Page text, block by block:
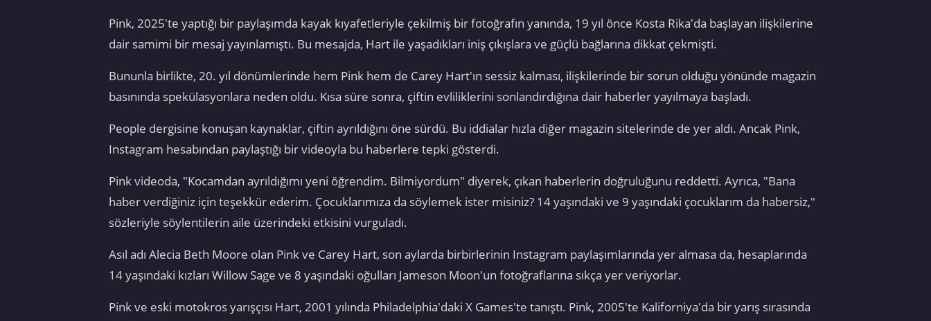
Pink, 2025'te yaptığı bir paylaşımda kayak kıyafetleriyle çekilmiş bir fotoğrafın yanında, 19 yıl önce Kosta Rika'da başlayan ilişkilerine
dair samimi bir mesaj yayınlamıştı. Bu mesajda, Hart ile yaşadıkları iniş çıkışlara ve güçlü bağlarına dikkat çekmişti.
Bununla birlikte, 20. yıl dönümlerinde hem Pink hem de Carey Hart'ın sessiz kalması, ilişkilerinde bir sorun olduğu yönünde magazin
basınında spekülasyonlara neden oldu. Kısa süre sonra, çiftin evliliklerini sonlandırdığına dair haberler yayılmaya başladı.
People dergisine konuşan kaynaklar, çiftin ayrıldığını öne sürdü. Bu iddialar hızla diğer magazin sitelerinde de yer aldı. Ancak Pink,
Instagram hesabından paylaştığı bir videoyla bu haberlere tepki gösterdi.
Pink videoda, "Kocamdan ayrıldığımı yeni öğrendim. Bilmiyordum" diyerek, çıkan haberlerin doğruluğunu reddetti. Ayrıca, "Bana
haber verdiğiniz için teşekkür ederim. Çocuklarımıza da söylemek ister misiniz? 14 yaşındaki ve 9 yaşındaki çocuklarım da habersiz,"
sözleriyle söylentilerin aile üzerindeki etkisini vurguladı.
Asıl adı Alecia Beth Moore olan Pink ve Carey Hart, son aylarda birbirlerinin Instagram paylaşımlarında yer almasa da, hesaplarında
14 yaşındaki kızları Willow Sage ve 8 yaşındaki oğulları Jameson Moon'un fotoğraflarına sıkça yer veriyorlar.
Pink ve eski motokros yarışçısı Hart, 2001 yılında Philadelphia'daki X Games'te tanıştı. Pink, 2005'te Kaliforniya'da bir yarış sırasında